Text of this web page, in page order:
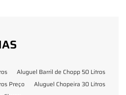
Aluguel Barril de Chopp 50 Litros
Preço
Aluguel Chopeira 30 Litros